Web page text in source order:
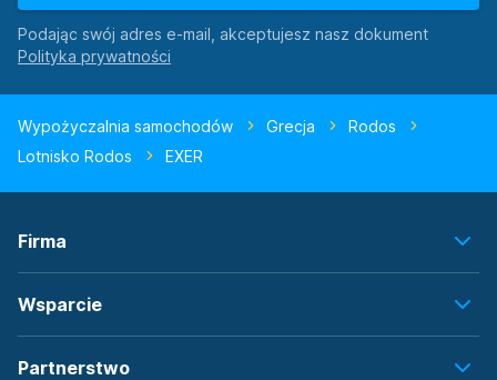
Podając swój adres e-mail, akceptujesz nasz dokument
Wypożyczalnia samochodów Grecja
Rodos
Lotnisko Rodos
EXER
Firma
Wsparcie
Partnerstwo